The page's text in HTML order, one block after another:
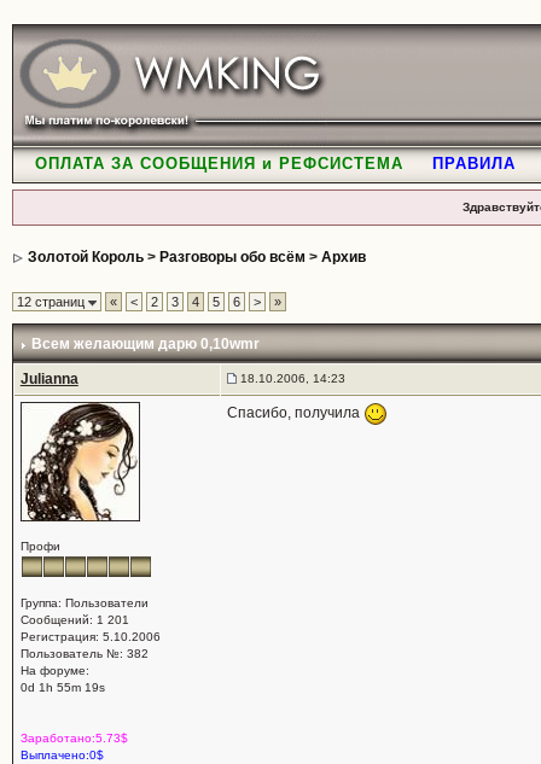
ОПЛАТА ЗА СООБЩЕНИЯ и РЕФСИСТЕМА ПРАВИЛА
Золотой Король> Разговоры обо всём > Архив
12 страниц « < 2 3 4 5 6 > »
Всем желающим дарю 0,10wmr
Julianna 18.10.2006, 14:23
Профи
Группа: Пользователи
Сообщений: 1 201
Регистрация: 5.10.2006
Пользователь №: 382
На форуме:
0d 1h 55m 19s
Заработано:5.73$
Выплачено:0$
Спасибо, получила